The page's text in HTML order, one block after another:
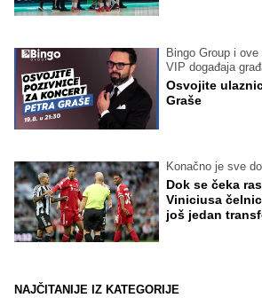
Bingo Group i
VIP događaja
Osvojite
Graše
Konačno je sve
Dok se čeka
Viniciusa
još jedan
NAJČITANIJE IZ KATEGORIJE